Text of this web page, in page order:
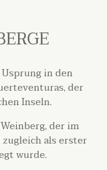
in den
der
Inseln.
der im
als erster
wurde.